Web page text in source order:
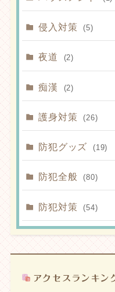
侵入対策 (5)
夜道 (2)
痴漢 (2)
護身対策 (26)
防犯グッズ (19)
防犯全般 (80)
防犯対策 (54)